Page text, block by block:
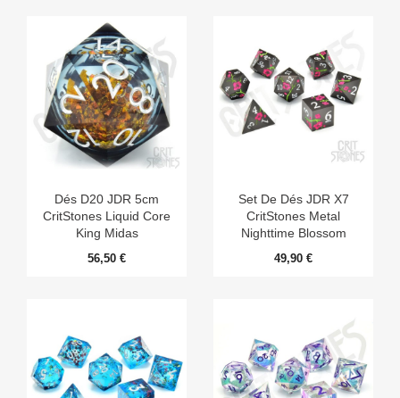
Dés D20 JDR 5cm
CritStones Liquid Core
King Midas
56,50 €
Set De Dés JDR X7
CritStones Metal
Nighttime Blossom
49,90 €